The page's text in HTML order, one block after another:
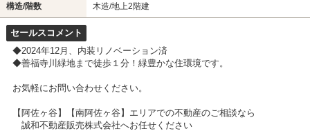
構造/階数 木造/地上2階建
セールスコメント
◆2024年12月、内装リノベーション済
◆善福寺川緑地まで徒歩１分！緑豊かな住環境です。
お気軽にお問い合わせください。
【阿佐ヶ谷】【南阿佐ヶ谷】エリアでの不動産のご相談なら
誠和不動産販売株式会社へお任せください